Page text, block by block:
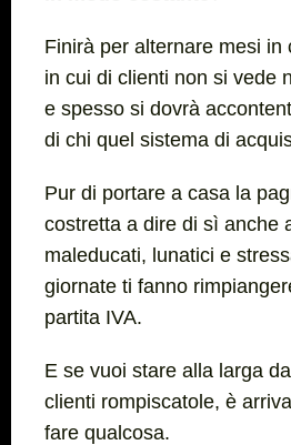
Finirà per alternare mesi in
in cui di clienti non si vede
e spesso si dovrà
di chi quel sistema di
Pur di portare a casa la
costretta a dire di sì anche
maleducati, lunatici e
giornate ti fanno
partita IVA.
E se vuoi stare alla larga
clienti rompiscatole, è
fare qualcosa.